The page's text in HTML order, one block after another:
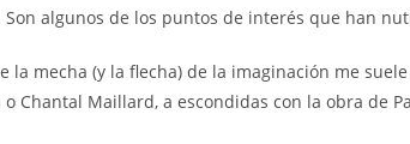
Son algunos de los puntos de interés que han
la mecha (y la flecha) de la imaginación me
o Chantal Maillard, a escondidas con la obra de